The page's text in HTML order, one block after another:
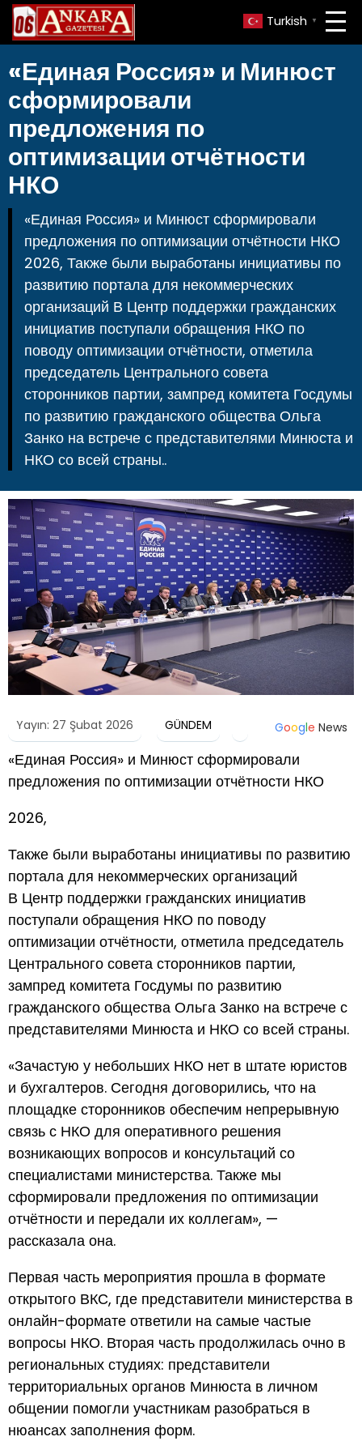
Turkish ▼
«Единая Россия» и Минюст
сформировали
предложения по
оптимизации отчётности
НКО
«Единая Россия» и Минюст сформировали
предложения по оптимизации отчётности НКО
2026, Также были выработаны инициативы по
развитию портала для некоммерческих
организаций В Центр поддержки гражданских
инициатив поступали обращения НКО по
поводу оптимизации отчётности, отметила
председатель Центрального совета
сторонников партии, зампред комитета Госдумы
по развитию гражданского общества Ольга
Занко на встрече с представителями Минюста и
НКО со всей страны..
Yayın: 27 Şubat 2026 GÜNDEM Google News
«Единая Россия» и Минюст сформировали
предложения по оптимизации отчётности НКО
2026,
Также были выработаны инициативы по развитию
портала для некоммерческих организаций
В Центр поддержки гражданских инициатив
поступали обращения НКО по поводу
оптимизации отчётности, отметила председатель
Центрального совета сторонников партии,
зампред комитета Госдумы по развитию
гражданского общества Ольга Занко на встрече с
представителями Минюста и НКО со всей страны.
«Зачастую у небольших НКО нет в штате юристов
и бухгалтеров. Сегодня договорились, что на
площадке сторонников обеспечим непрерывную
связь с НКО для оперативного решения
возникающих вопросов и консультаций со
специалистами министерства. Также мы
сформировали предложения по оптимизации
отчётности и передали их коллегам», —
рассказала она.
Первая часть мероприятия прошла в формате
открытого ВКС, где представители министерства в
онлайн-формате ответили на самые частые
вопросы НКО. Вторая часть продолжилась очно в
региональных студиях: представители
территориальных органов Минюста в личном
общении помогли участникам разобраться в
нюансах заполнения форм.